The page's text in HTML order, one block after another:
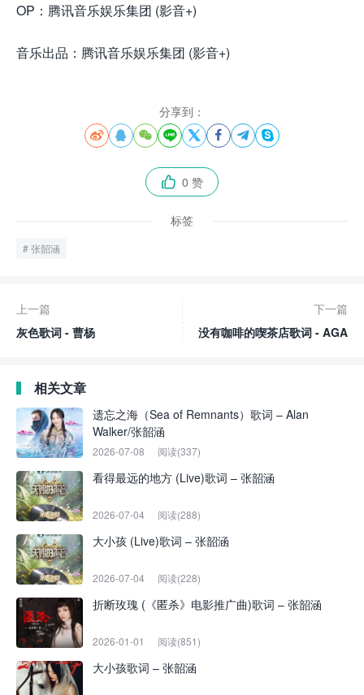
OP：腾讯音乐娱乐集团 (影音+)
音乐出品：腾讯音乐娱乐集团 (影音+)
分享到：
       
 0 赞
标签
张韶涵
上一篇
灰色歌词 - 曹杨
下一篇
没有咖啡的喫茶店歌词 - AGA
相关文章
遗忘之海（Sea of Remnants）歌词 – Alan
Walker/张韶涵
2026-07-08 阅读(337)
看得最远的地方 (Live)歌词 – 张韶涵
2026-07-04 阅读(288)
大小孩 (Live)歌词 – 张韶涵
2026-07-04 阅读(228)
折断玫瑰 (《匿杀》电影推广曲)歌词 – 张韶涵
2026-01-01 阅读(851)
大小孩歌词 – 张韶涵